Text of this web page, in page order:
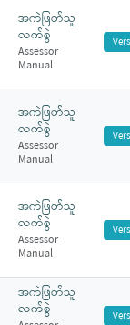
အကဲဖြတ်သူ
လက်စွဲ
Assessor
Manual
အကဲဖြတ်သူ
လက်စွဲ
Assessor
Manual
အကဲဖြတ်သူ
လက်စွဲ
Assessor
Manual
အကဲဖြတ်သူ
လက်စွဲ